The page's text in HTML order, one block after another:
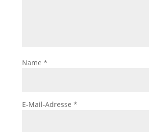
Name *
E-Mail-Adresse *